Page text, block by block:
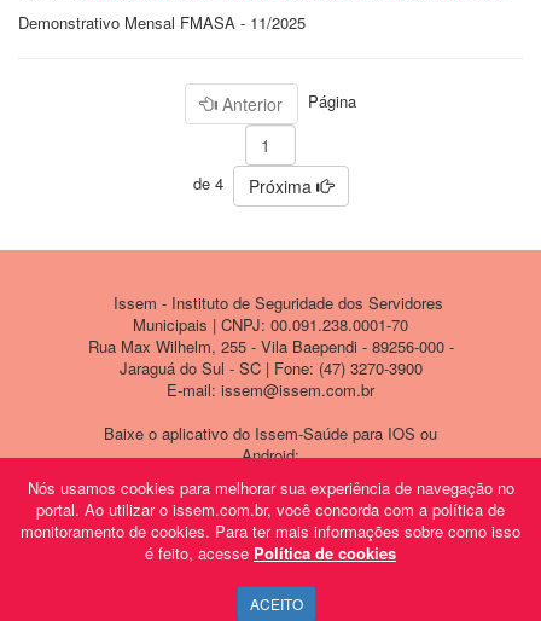
Nós usamos cookies para melhorar sua experiência de navegação no
portal. Ao utilizar o issem.com.br, você concorda com a política de
monitoramento de cookies. Para ter mais informações sobre como isso
é feito, acesse Política de cookies
ACEITO
Demonstrativo Mensal FMASA - 11/2025
Anterior Página
de 4 Próxima
Issem - Instituto de Seguridade dos Servidores
Municipais | CNPJ: 00.091.238.0001-70
Rua Max Wilhelm, 255 - Vila Baependi - 89256-000 -
Jaraguá do Sul - SC | Fone: (47) 3270-3900
E-mail: issem@issem.com.br
Baixe o aplicativo do Issem-Saúde para IOS ou
Android: